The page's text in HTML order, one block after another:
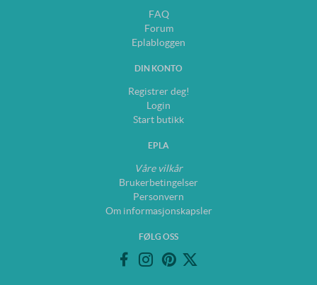
FAQ
Forum
Eplabloggen
DIN KONTO
Registrer deg!
Login
Start butikk
EPLA
Våre vilkår
Brukerbetingelser
Personvern
Om informasjonskapsler
FØLG OSS